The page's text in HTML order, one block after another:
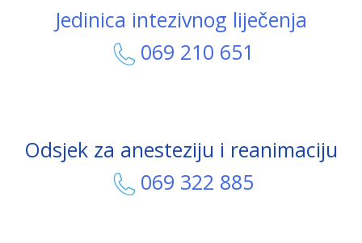
Jedinica intezivnog liječenja
069 210 651
Odsjek za anesteziju i reanimaciju
069 322 885